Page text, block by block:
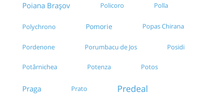
Poiana Brașov Policoro Polla
Polychrono Pomorie Popas Chirana
Pordenone Porumbacu de Jos Posidi
Potârnichea Potenza Potos
Praga Prato Predeal